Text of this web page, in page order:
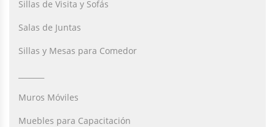
Sillas de Visita y Sofás
Salas de Juntas
Sillas y Mesas para Comedor
Muros Móviles
Muebles para Capacitación